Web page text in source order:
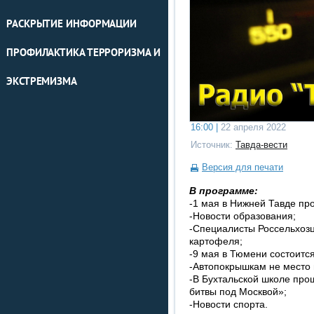
РАСКРЫТИЕ ИНФОРМАЦИИ
ПРОФИЛАКТИКА ТЕРРОРИЗМА И
ЭКСТРЕМИЗМА
16:00 |
22 апреля 2022
Источник: Тавда-вести
Версия для печати
В программе:
-1 мая в Нижней Тавде
-Новости образования;
-Специалисты
картофеля;
-9 мая в Тюмени
-Автопокрышкам не
-В Бухтальской школе
битвы под Москвой»;
-Новости спорта.